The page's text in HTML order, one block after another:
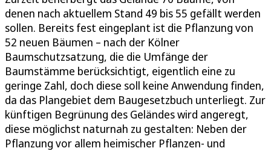
denen nach aktuellem Stand 49 bis 55 gefällt werden
sollen. Bereits fest eingeplant ist die Pflanzung von
52 neuen Bäumen – nach der Kölner
Baumschutzsatzung, die die Umfänge der
Baumstämme berücksichtigt, eigentlich eine zu
geringe Zahl, doch diese soll keine Anwendung finden,
da das Plangebiet dem Baugesetzbuch unterliegt. Zur
künftigen Begrünung des Geländes wird angeregt,
diese möglichst naturnah zu gestalten: Neben der
Pflanzung vor allem heimischer Pflanzen- und